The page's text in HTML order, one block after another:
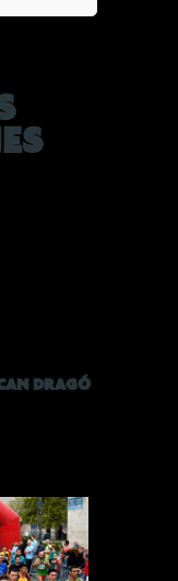
DRAGÓ